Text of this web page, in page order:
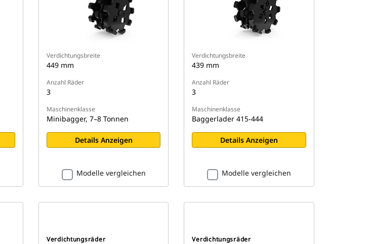
Verdichtungsbreite
449 mm
Anzahl Räder
3
Maschinenklasse
Minibagger, 7–8 Tonnen
Details Anzeigen
Modelle vergleichen
Verdichtungsbreite
439 mm
Anzahl Räder
3
Maschinenklasse
Baggerlader 415-444
Details Anzeigen
Modelle vergleichen
Verdichtungsräder Verdichtungsräder